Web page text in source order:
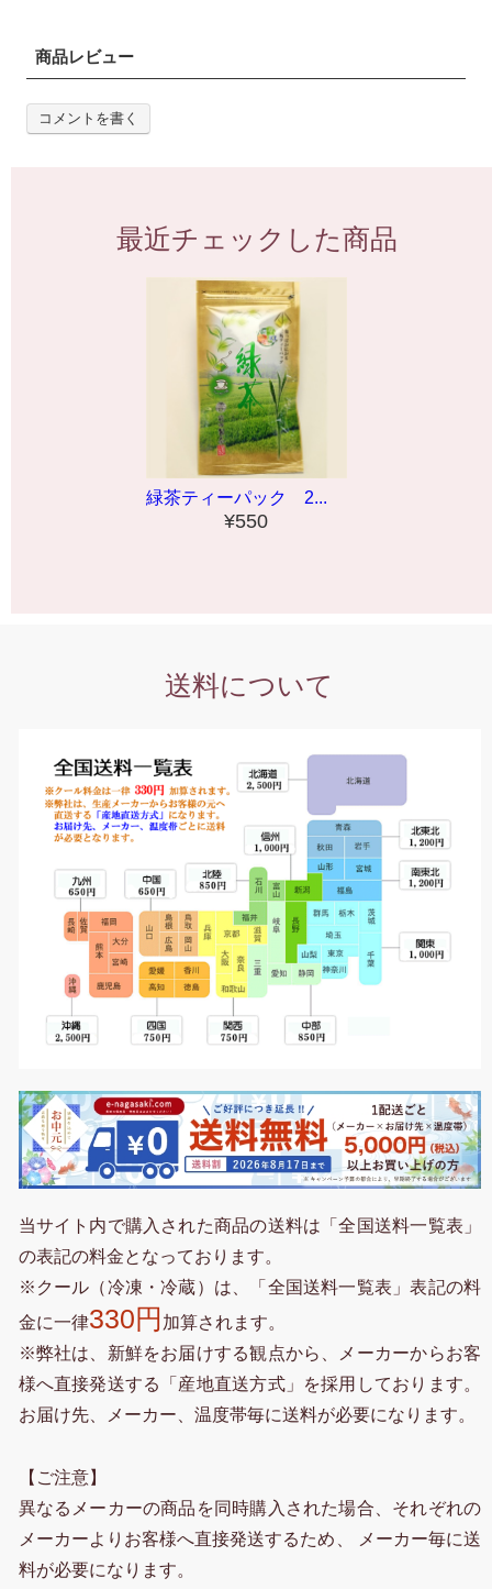
商品レビュー
コメントを書く
最近チェックした商品
緑茶ティーパック 2...
¥550
送料について
当サイト内で購入された商品の送料は「全国送料一覧表」
の表記の料金となっております。
※クール（冷凍・冷蔵）は、「全国送料一覧表」表記の料
金に一律330円 加算されます。
※弊社は、新鮮をお届けする観点から、メーカーからお客
様へ直接発送する「産地直送方式」を採用しております。
お届け先、メーカー、温度帯毎に送料が必要になります。
【ご注意】
異なるメーカーの商品を同時購入された場合、それぞれの
メーカーよりお客様へ直接発送するため、 メーカー毎に送
料が必要になります。